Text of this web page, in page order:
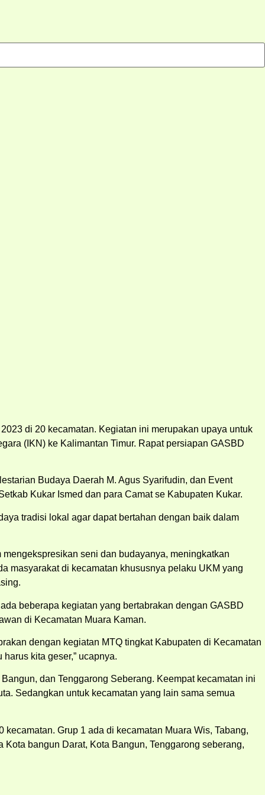
di 20 kecamatan. Kegiatan ini merupakan upaya untuk
(IKN) ke Kalimantan Timur. Rapat persiapan GASBD
Budaya Daerah M. Agus Syarifudin, dan Event
Kukar Ismed dan para Camat se Kabupaten Kukar.
tradisi lokal agar dapat bertahan dengan baik dalam
seni dan budayanya, meningkatkan
masyarakat di kecamatan khususnya pelaku UKM yang
beberapa kegiatan yang bertabrakan dengan GASBD
di Kecamatan Muara Kaman.
dengan kegiatan MTQ tingkat Kabupaten di Kecamatan
kita geser,” ucapnya.
dan Tenggarong Seberang. Keempat kecamatan ini
Sedangkan untuk kecamatan yang lain sama semua
Grup 1 ada di kecamatan Muara Wis, Tabang,
bangun Darat, Kota Bangun, Tenggarong seberang,